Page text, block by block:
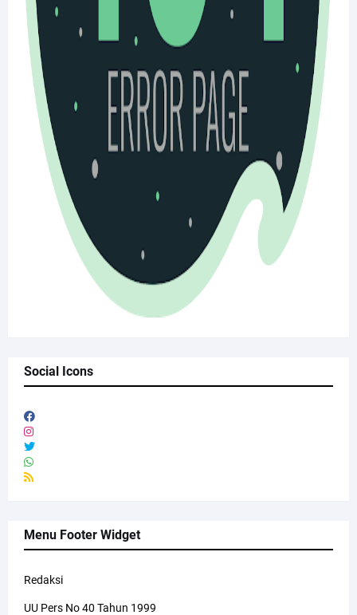
Social Icons
Menu Footer Widget
Redaksi
UU Pers No 40 Tahun 1999